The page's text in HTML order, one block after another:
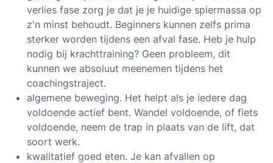
verlies fase zorg je dat je je huidige spiermassa op
z'n minst behoudt. Beginners kunnen zelfs prima
sterker worden tijdens een afval fase. Heb je hulp
nodig bij krachttraining? Geen probleem, dit
kunnen we absoluut meenemen tijdens het
coachingstraject.
algemene beweging. Het helpt als je iedere dag
voldoende actief bent. Wandel voldoende, of fiets
voldoende, neem de trap in plaats van de lift, dat
soort werk.
kwalitatief goed eten. Je kan afvallen op